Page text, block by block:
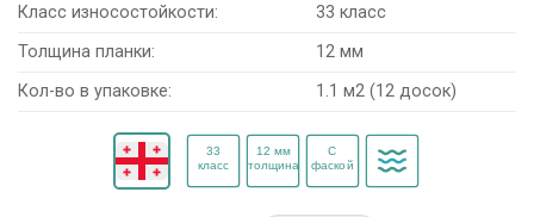
Класс износостойкости:
33 класс
Толщина планки:
12 мм
Кол-во в упаковке:
1.1 м2 (12 досок)